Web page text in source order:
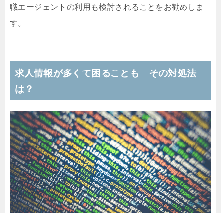
職エージェントの利用も検討されることをお勧めしま
す。
求人情報が多くて困ることも その対処法
は？